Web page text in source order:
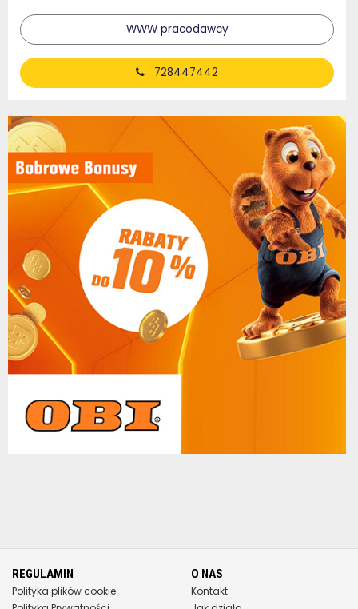
WWW pracodawcy
728447442
REGULAMIN
Polityka plików cookie
O NAS
Kontakt